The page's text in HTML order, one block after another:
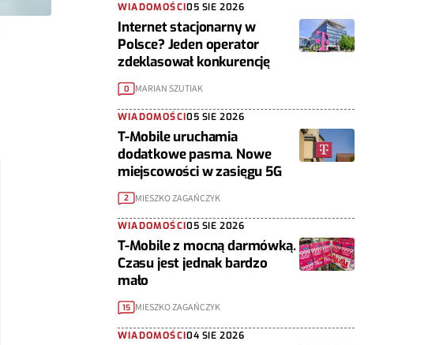
WIADOMOŚCI05 SIE 2026
Internet stacjonarny w
Polsce? Jeden operator
zdeklasował konkurencję
0 MARIAN SZUTIAK
WIADOMOŚCI05 SIE 2026
T-Mobile uruchamia
dodatkowe pasma. Nowe
miejscowości w zasięgu 5G
2 MIESZKO ZAGAŃCZYK
WIADOMOŚCI05 SIE 2026
T-Mobile z mocną darmówką.
Czasu jest jednak bardzo
mało
15 MIESZKO ZAGAŃCZYK
WIADOMOŚCI04 SIE 2026